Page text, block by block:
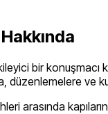
bir
düzenlemelere ve
arasında